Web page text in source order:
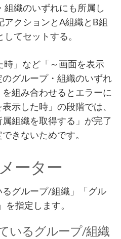
組織のいずれにも所属し
アクションとA組織とB組
てセットする。
」など「～画面を表示
グループ・組織のいずれ
組み合わせるとエラーに
示した時」の段階では、
属組織を取得する」が完了
きないためです。
ーター
るグループ/組織」「グル
指定します。
いるグループ/組織